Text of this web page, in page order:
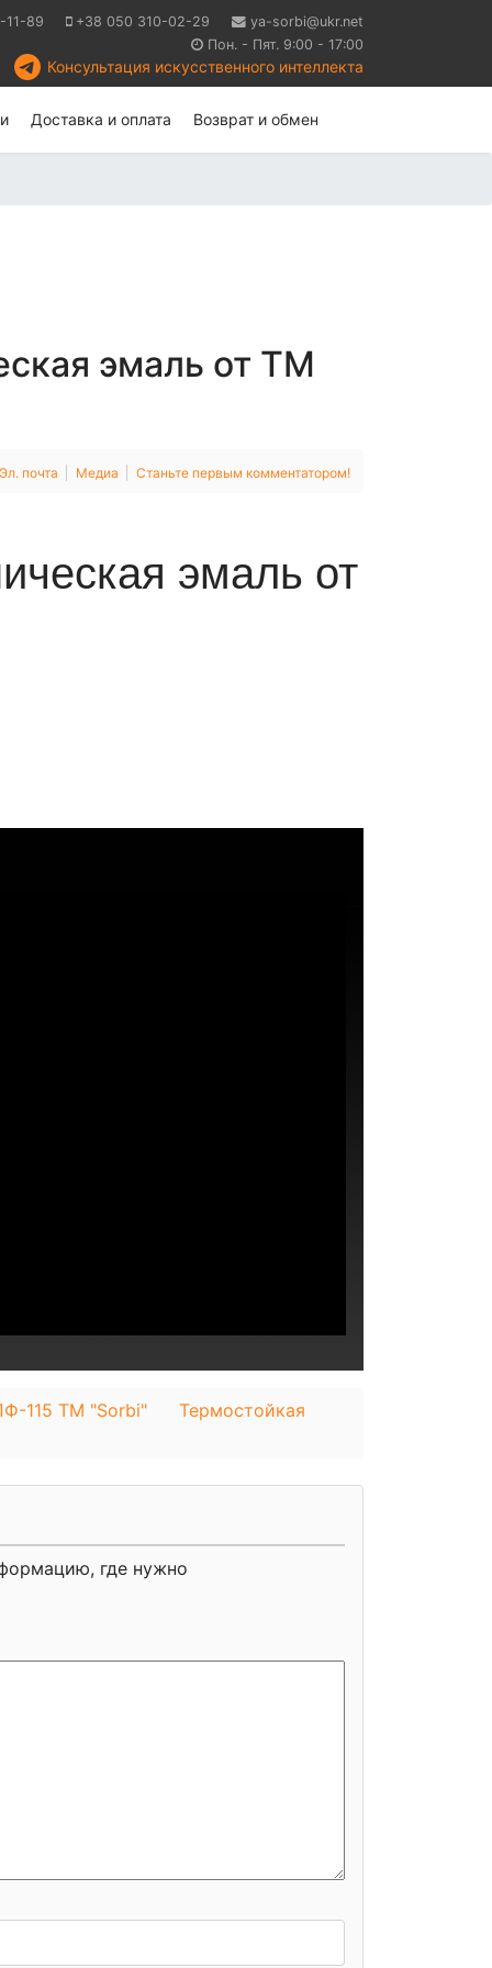
11-89 +38 050 310-02-29
ya-sorbi@ukr.net
Пон. - Пят. 9:00 - 17:00
Консультация искусственного интеллекта
Доставка и оплата Возврат и обмен
эмаль от ТМ
Эл. почта Медиа Станьте первым комментатором!
эмаль от
115 ТМ "Sorbi"
Термостойкая
где нужно